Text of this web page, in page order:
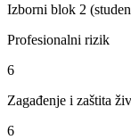
Izborni blok 2
Profesionalni rizik
6
Zagađenje i zaštita
6